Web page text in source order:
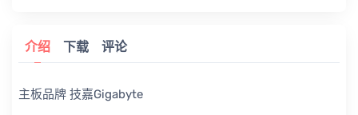
介绍 下载 评论
主板品牌 技嘉Gigabyte